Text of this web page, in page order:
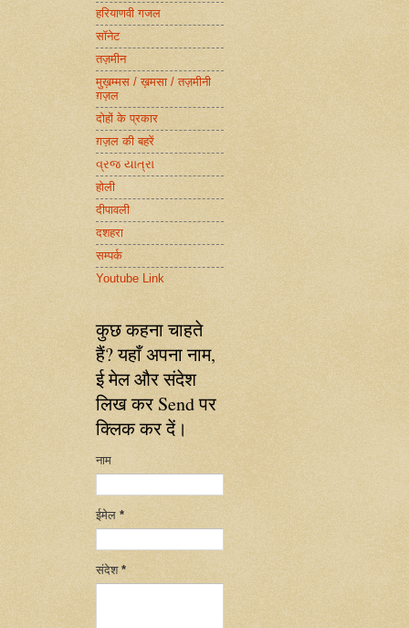
हरियाणवी गजल
सॉनेट
तज़मीन
मुख़म्मस / ख़मसा / तज़मीनी
ग़ज़ल
दोहों के प्रकार
ग़ज़ल की बहरें
વ્રજ યાત્રા
होली
दीपावली
दशहरा
सम्पर्क
Youtube Link
कुछ कहना चाहते
हैं? यहाँ अपना नाम,
ई मेल और संदेश
लिख कर Send पर
क्लिक कर दें।
नाम
ईमेल *
संदेश *